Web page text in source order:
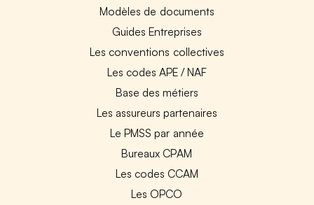
Modèles de documents
Guides Entreprises
Les conventions collectives
Les codes APE / NAF
Base des métiers
Les assureurs partenaires
Le PMSS par année
Bureaux CPAM
Les codes CCAM
Les OPCO